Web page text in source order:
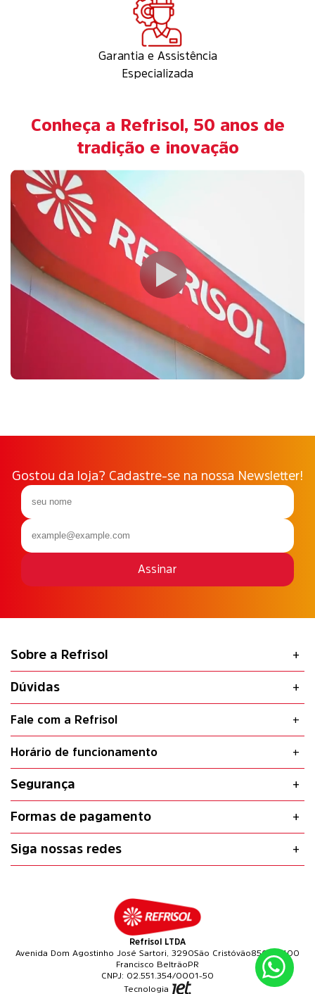
Garantia e Assistência
Especializada
Conheça a Refrisol, 50 anos de
tradição e inovação
Gostou da loja? Cadastre-se na nossa Newsletter!
Assinar
Sobre a Refrisol
Dúvidas
Fale com a Refrisol
Horário de funcionamento
Segurança
Formas de pagamento
Siga nossas redes
Refrisol LTDA
Avenida Dom Agostinho José Sartori, 3290São Cristóvão85601-400
Francisco BeltrãoPR
02.551.354/0001-50
Tecnologia